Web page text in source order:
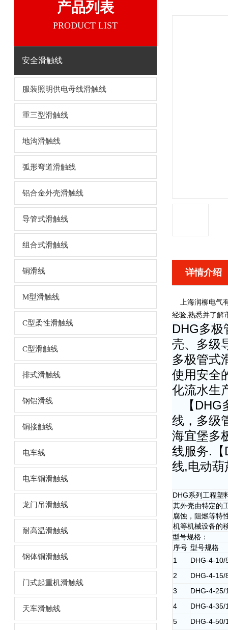
产品列表
PRODUCT LIST
安全滑触线
服装照明供电母线滑触线
重三型滑触线
地沟滑触线
弧形弯道滑触线
铝合金外壳滑触线
导管式滑触线
组合式滑触线
铜滑线
M型滑触线
C型柔性滑触线
C型滑触线
排式滑触线
钢铝滑线
铜接触线
电车线
电车铜滑触线
龙门吊滑触线
耐高温滑触线
钢体铜滑触线
门式起重机滑触线
天车滑触线
详情介绍
上海润柳电气
经验, 熟悉并了解
DHG多极
壳、多级
多极管式
使用安全
化流水生
【DHG
线，多级
海宜堡多
线服务.【
线,电动葫
DHG系列工程塑
其外壳由特定的
腐蚀，阻燃等特
机等机械设备的
型号规格：
序号 型号规格
1
DHG-4-10/
2
DHG-4-15/
3
DHG-4-25/
4
DHG-4-35/
5
DHG-4-50/